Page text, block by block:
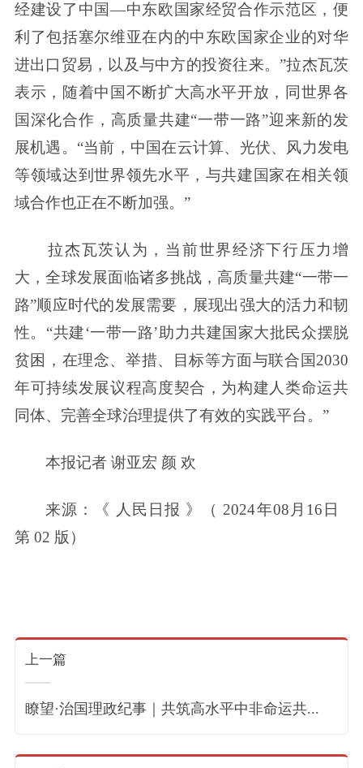
经建设了中国—中东欧国家经贸合作示范区，便
利了包括塞尔维亚在内的中东欧国家企业的对华
进出口贸易，以及与中方的投资往来。”拉杰瓦茨
表示，随着中国不断扩大高水平开放，同世界各
国深化合作，高质量共建“一带一路”迎来新的发
展机遇。“当前，中国在云计算、光伏、风力发电
等领域达到世界领先水平，与共建国家在相关领
域合作也正在不断加强。”
拉杰瓦茨认为，当前世界经济下行压力增
大，全球发展面临诸多挑战，高质量共建“一带一
路”顺应时代的发展需要，展现出强大的活力和韧
性。“共建‘一带一路’助力共建国家大批民众摆脱
贫困，在理念、举措、目标等方面与联合国2030
年可持续发展议程高度契合，为构建人类命运共
同体、完善全球治理提供了有效的实践平台。”
本报记者 谢亚宏 颜 欢
来源：《 人民日报 》（ 2024年08月16日
第 02 版）
上一篇
瞭望·治国理政纪事｜共筑高水平中非命运共...